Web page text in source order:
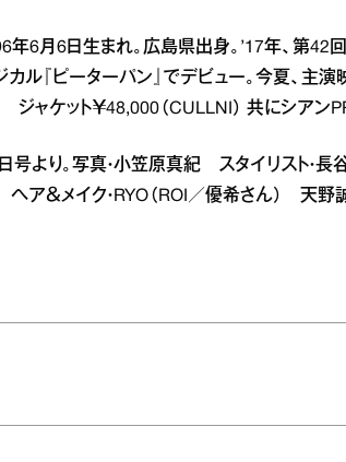
6月6日生まれ。広島県出身。’17年、第42
カル『ピーターパン』でデビュー。今夏、主
ジャケット￥48,000（CULLNI） 共にシアンPR
号より。写真・小笠原真紀 スタイリスト・
ア＆メイク・RYO（ROI／優希さん） 天野